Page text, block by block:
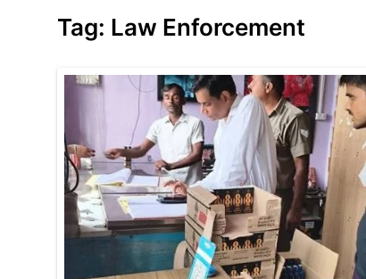
विशेष स्टोरी
टेक्नोलॉजी / बिजनेस
Tag: Law Enforcement